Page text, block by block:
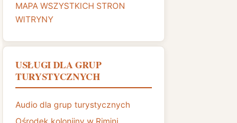
MAPA WSZYSTKICH STRON
WITRYNY
USŁUGI DLA GRUP
TURYSTYCZNYCH
Audio dla grup turystycznych
Ośrodek kolonijny w Rimini